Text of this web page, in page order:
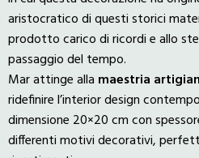
aristocratico di questi storici
prodotto carico di ricordi e allo
passaggio del tempo.
Mar attinge alla maestria
ridefinire l’interior design
dimensione 20×20 cm con
differenti motivi decorativi,